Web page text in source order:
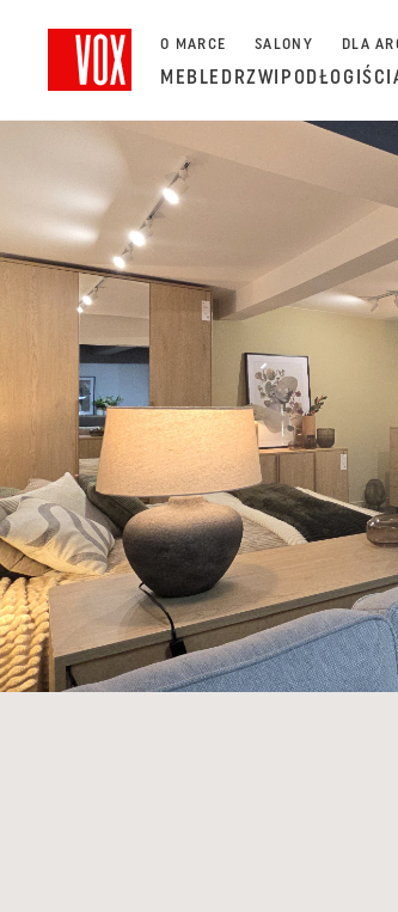
O MARCE SALONY DLA
MEBLE DRZWI PODŁOGI
Wróć do listy salonów